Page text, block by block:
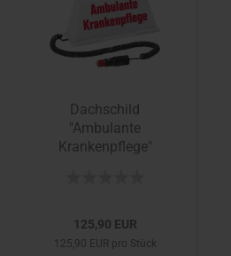
Dachschild
"Ambulante
Krankenpflege"
125,90 EUR
125,90 EUR pro Stück